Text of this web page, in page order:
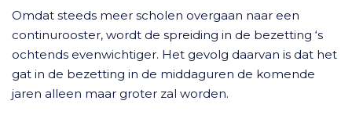
Omdat steeds meer scholen overgaan naar een
continurooster, wordt de spreiding in de bezetting ‘s
ochtends evenwichtiger. Het gevolg daarvan is dat het
gat in de bezetting in de middaguren de komende
jaren alleen maar groter zal worden.